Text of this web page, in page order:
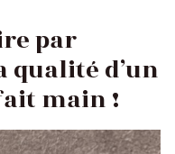
par
qualité d’un
main !